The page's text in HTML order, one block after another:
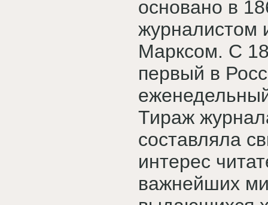
основано в
журналистом
Марксом. С
первый в
Тираж
составляла
интерес
важнейших